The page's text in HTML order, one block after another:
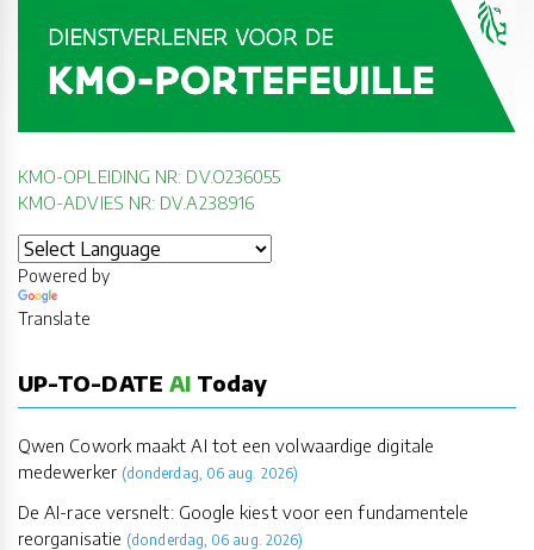
KMO-OPLEIDING NR: DV.O236055
KMO-ADVIES NR: DV.A238916
Powered by
Translate
UP-TO-DATE AI Today
Qwen Cowork maakt AI tot een volwaardige digitale
medewerker (donderdag, 06 aug. 2026)
De AI-race versnelt: Google kiest voor een fundamentele
reorganisatie (donderdag, 06 aug. 2026)